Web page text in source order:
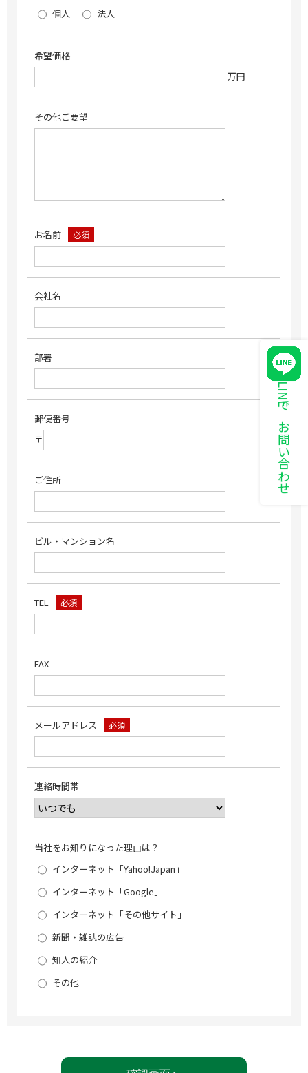
LINEでお問い合わせ
個人
法人
希望価格
万円
その他ご要望
お名前 必須
会社名
部署
郵便番号
〒
ご住所
ビル・マンション名
TEL 必須
FAX
メールアドレス 必須
連絡時間帯
当社をお知りになった理由は？
インターネット「Yahoo!Japan」
インターネット「Google」
インターネット「その他サイト」
新聞・雑誌の広告
知人の紹介
その他